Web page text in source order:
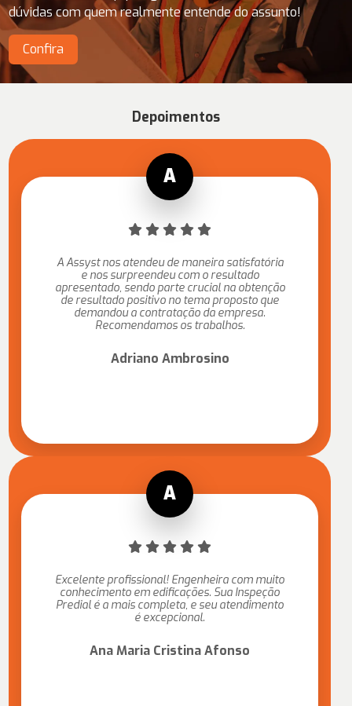
dúvidas com quem realmente entende do assunto!
Confira
Depoimentos
A Assyst nos atendeu de maneira satisfatória
e nos surpreendeu com o resultado
apresentado, sendo parte crucial na obtenção
de resultado positivo no tema proposto que
demandou a contratação da empresa.
Recomendamos os trabalhos.
Adriano Ambrosino
Excelente profissional! Engenheira com muito
conhecimento em edificações. Sua Inspeção
Predial é a mais completa, e seu atendimento
é excepcional.
Ana Maria Cristina Afonso